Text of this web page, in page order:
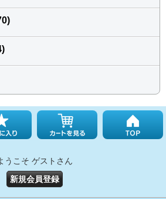
うこそ ゲストさん
新規会員登録